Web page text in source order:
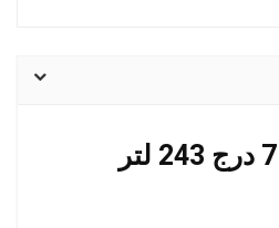
ديب فريزر بيكو 7 درج 243 لتر